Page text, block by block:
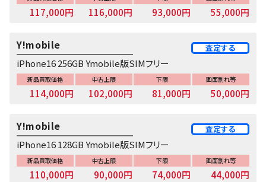
117,000円 116,000円 93,000円 55,000円
iPhone16 256GB Ymobile版SIMフリー
Y!mobile 査定する
新品買取価格
114,000円
中古上限
102,000円
下限
81,000円
画面割れ等
50,000円
iPhone16 128GB Ymobile版SIMフリー
Y!mobile 査定する
新品買取価格
110,000円
中古上限
90,000円
下限
74,000円
画面割れ等
44,000円